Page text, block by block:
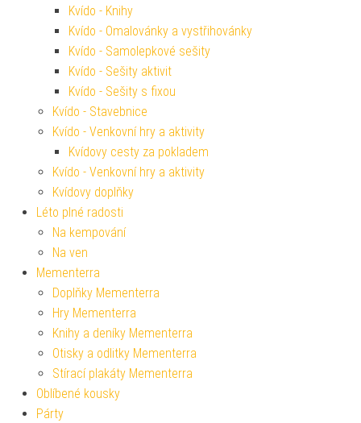
Kvído - Knihy
Kvído - Omalovánky a vystřihovánky
Kvído - Samolepkové sešity
Kvído - Sešity aktivit
Kvído - Sešity s fixou
Kvído - Stavebnice
Kvído - Venkovní hry a aktivity
Kvídovy cesty za pokladem
Kvído - Venkovní hry a aktivity
Kvídovy doplňky
Léto plné radosti
Na kempování
Na ven
Mementerra
Doplňky Mementerra
Hry Mementerra
Knihy a deníky Mementerra
Otisky a odlitky Mementerra
Stírací plakáty Mementerra
Oblíbené kousky
Párty